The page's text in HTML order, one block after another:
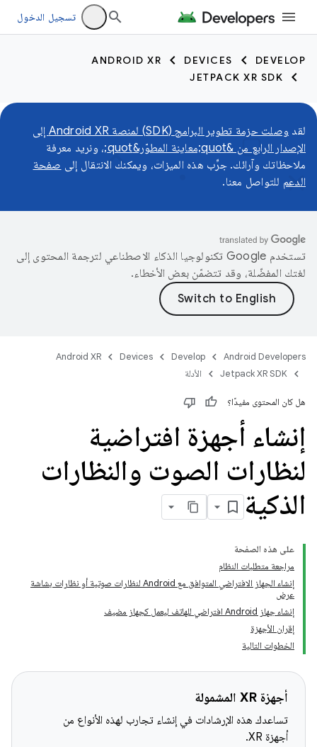
تسجيل الدخول
DEVELOP
DEVICES
ANDROID XR
JETPACK XR SDK
لقد
وصلت حزمة تطوير البرامج (SDK) لمنصة Android XR إلى
الإصدار الرابع من &quot;معاينة المطوّر&quot;
، ونريد معرفة
ملاحظاتك وآرائك. جرِّب هذه الميزات، ويمكنك الانتقال إلى صفحة
الدعم للتواصل معنا.
تستخدم Google تكنولوجيا الذكاء الاصطناعي لترجمة المحتوى إلى
لغتك المفضّلة، وقد تتضمّن بعض الأخطاء.
Android Developers
Develop
Devices
Android XR
Jetpack XR SDK
الأدلة
هل كان المحتوى مفيدًا؟
إنشاء أجهزة افتراضية
لنظارات الصوت والنظارات
الذكية
على هذه الصفحة
مراجعة متطلبات النظام
إنشاء الجهاز الافتراضي المتوافق مع Android لنظارات صوتية أو نظارات بشاشة
عرض
إنشاء جهاز Android افتراضي للهاتف ليعمل كجهاز مضيف
إقران الأجهزة
الخطوات التالية
أجهزة XR المشمولة
تساعدك هذه الإرشادات في إنشاء تجارب لهذه الأنواع من
أجهزة XR.